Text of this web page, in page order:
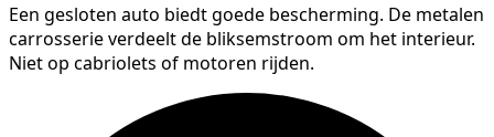
Een gesloten auto biedt goede bescherming. De metalen
carrosserie verdeelt de bliksemstroom om het interieur.
Niet op cabriolets of motoren rijden.